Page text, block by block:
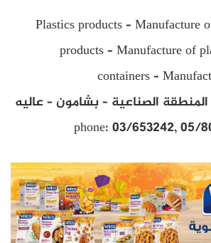
Plastics products – Manufacture
products – Manufacture of
containers –
الصناعية – بشامون – عاليه
phone: 03/653242, 05/